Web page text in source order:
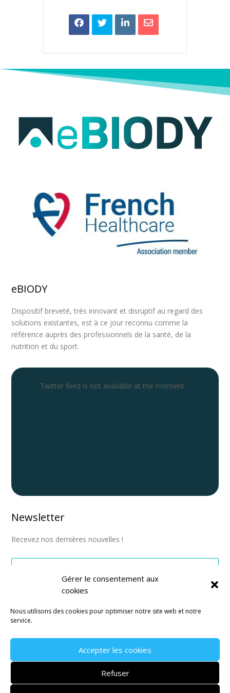
Gérer le consentement aux
cookies
Nous utilisons des cookies pour optimiser notre site web et notre
service.
Accepter les cookies
Refuser
eBIODY
Dispositif breveté, très innovant et disruptif au regard des
solutions existantes, est à ce jour reconnu comme la
référence auprès des professionnels de la santé, de la
nutrition et du sport.
Twitter feed is not available at the moment.
Newsletter
Recevez nos dernières nouvelles !
Mentions légales–CGV–Politique de confidentialité
agence de communication Montpellier
Janvier